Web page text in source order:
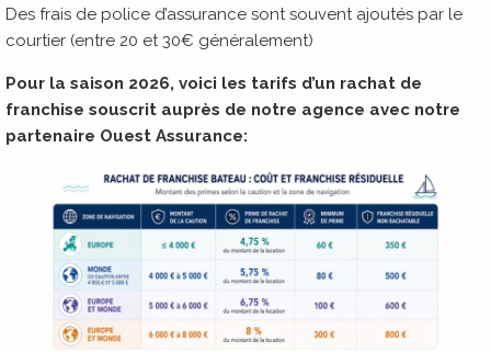
Des frais de police d’assurance sont souvent ajoutés par le
courtier (entre 20 et 30€ généralement)
Pour la saison 2026, voici les tarifs d’un rachat de
franchise souscrit auprès de notre agence avec notre
partenaire Ouest Assurance: